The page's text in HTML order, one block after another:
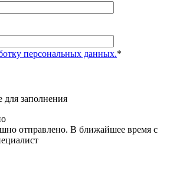
персональных данных.*
для заполнения
отправлено. В ближайшее время с